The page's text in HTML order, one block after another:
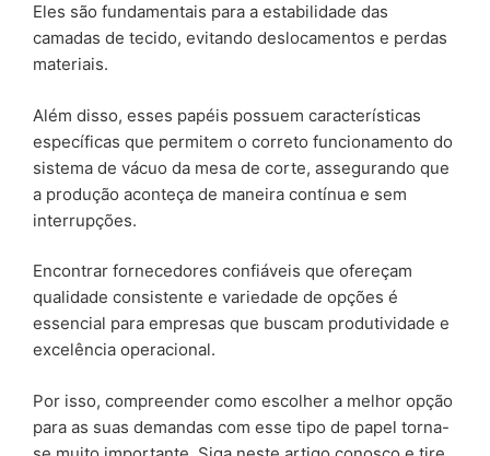
Eles são fundamentais para a estabilidade das
camadas de tecido, evitando deslocamentos e perdas
materiais.
Além disso, esses papéis possuem características
específicas que permitem o correto funcionamento do
sistema de vácuo da mesa de corte, assegurando que
a produção aconteça de maneira contínua e sem
interrupções.
Encontrar fornecedores confiáveis que ofereçam
qualidade consistente e variedade de opções é
essencial para empresas que buscam produtividade e
excelência operacional.
Por isso, compreender como escolher a melhor opção
para as suas demandas com esse tipo de papel torna-